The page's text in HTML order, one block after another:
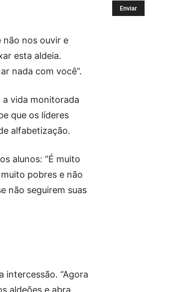
não nos ouvir e
esta aldeia.
nada com você”.
a vida monitorada
que os líderes
alfabetização.
alunos: “É muito
pobres e não
não seguirem suas
intercessão. “Agora
aldeões e abra